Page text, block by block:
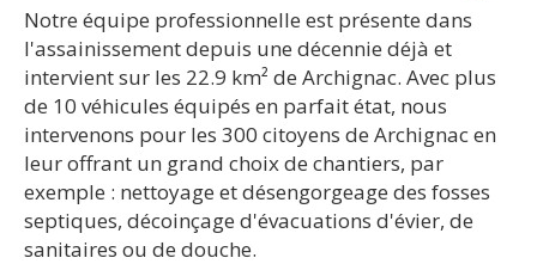
Notre équipe professionnelle est présente dans
l'assainissement depuis une décennie déjà et
intervient sur les 22.9 km² de Archignac. Avec plus
de 10 véhicules équipés en parfait état, nous
intervenons pour les 300 citoyens de Archignac en
leur offrant un grand choix de chantiers, par
exemple : nettoyage et désengorgeage des fosses
septiques, décoinçage d'évacuations d'évier, de
sanitaires ou de douche.